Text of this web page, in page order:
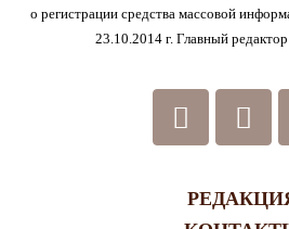
о регистрации средства массовой
23.10.2014 г. Главный